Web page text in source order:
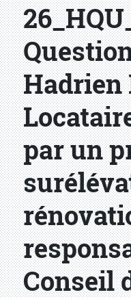
Hadrien
par un
Conseil